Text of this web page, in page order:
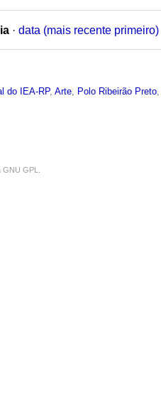
· data (mais recente primeiro)
do IEA-RP,Arte Polo Ribeirão Preto
GNU GPL